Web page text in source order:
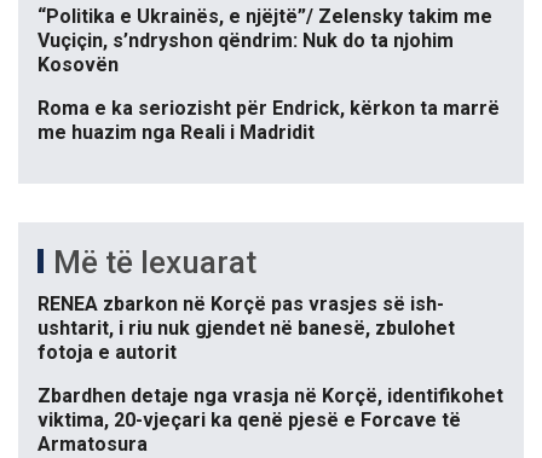
“Politika e Ukrainës, e njëjtë”/ Zelensky takim me
Vuçiçin, s’ndryshon qëndrim: Nuk do ta njohim
Kosovën
Roma e ka seriozisht për Endrick, kërkon ta marrë
me huazim nga Reali i Madridit
Më të lexuarat
RENEA zbarkon në Korçë pas vrasjes së ish-
ushtarit, i riu nuk gjendet në banesë, zbulohet
fotoja e autorit
Zbardhen detaje nga vrasja në Korçë, identifikohet
viktima, 20-vjeçari ka qenë pjesë e Forcave të
Armatosura